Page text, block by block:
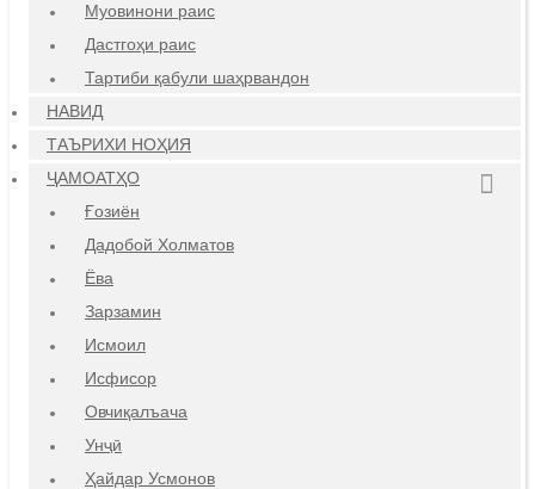
Муовинони раис
Дастгоҳи раис
Тартиби қабули шаҳрвандон
НАВИД
ТАЪРИХИ НОҲИЯ
ҶАМОАТҲО
Ғозиён
Дадобой Холматов
Ёва
Зарзамин
Исмоил
Исфисор
Овчиқалъача
Унҷӣ
Ҳайдар Усмонов